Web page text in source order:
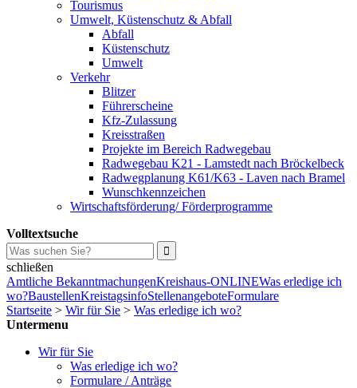
Tourismus
Umwelt, Küstenschutz & Abfall
Abfall
Küstenschutz
Umwelt
Verkehr
Blitzer
Führerscheine
Kfz-Zulassung
Kreisstraßen
Projekte im Bereich Radwegebau
Radwegebau K21 - Lamstedt nach Bröckelbeck
Radwegplanung K61/K63 - Laven nach Bramel
Wunschkennzeichen
Wirtschaftsförderung/ Förderprogramme
Volltextsuche
schließen
Amtliche BekanntmachungenKreishaus-ONLINEWas erledige ich
wo?BaustellenKreistagsinfoStellenangeboteFormulare
Startseite > Wir für Sie > Was erledige ich wo?
Untermenu
Wir für Sie
Was erledige ich wo?
Formulare / Anträge